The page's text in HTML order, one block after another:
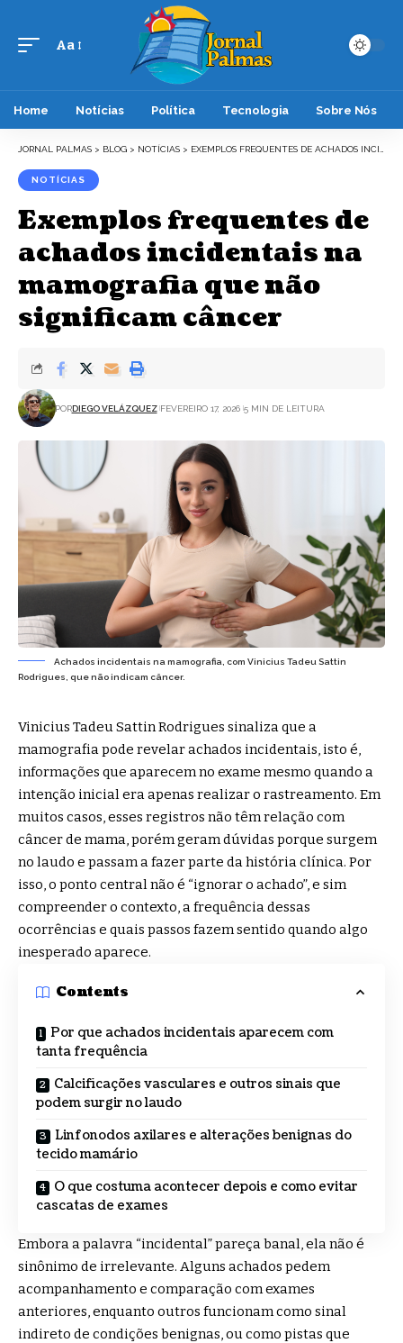
Font
Aa
Home Notícias Política Tecnologia Sobre Nós
JORNAL PALMAS > BLOG > NOTÍCIAS > EXEMPLOS FREQUENTES DE ACHADOS INCIDENTAIS NA MAMOGRAFIA QUE NÃO SIGNIFICAM CÂNCER
NOTÍCIAS
Exemplos frequentes de
achados incidentais na
mamografia que não
significam câncer
PORDIEGO VELÁZQUEZ FEVEREIRO 17, 2026 5 MIN DE LEITURA
Achados incidentais na mamografia, com Vinicius Tadeu Sattin
Rodrigues, que não indicam câncer.
Vinicius Tadeu Sattin Rodrigues sinaliza que a
mamografia pode revelar achados incidentais, isto é,
informações que aparecem no exame mesmo quando a
intenção inicial era apenas realizar o rastreamento. Em
muitos casos, esses registros não têm relação com
câncer de mama, porém geram dúvidas porque surgem
no laudo e passam a fazer parte da história clínica. Por
isso, o ponto central não é “ignorar o achado”, e sim
compreender o contexto, a frequência dessas
ocorrências e quais passos fazem sentido quando algo
inesperado aparece.
Contents
Por que achados incidentais aparecem com
tanta frequência
Calcificações vasculares e outros sinais que
podem surgir no laudo
Linfonodos axilares e alterações benignas do
tecido mamário
O que costuma acontecer depois e como evitar
cascatas de exames
Embora a palavra “incidental” pareça banal, ela não é
sinônimo de irrelevante. Alguns achados pedem
acompanhamento e comparação com exames
anteriores, enquanto outros funcionam como sinal
indireto de condições benignas, ou como pistas que